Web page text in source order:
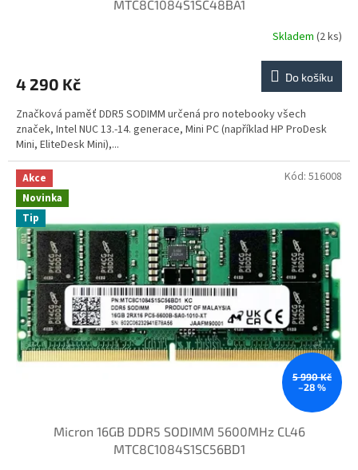
MTC8C1084S1SC48BA1
Skladem (2 ks)
4 290 Kč Do košíku
Značková paměť DDR5 SODIMM určená pro notebooky všech
značek, Intel NUC 13.-14. generace, Mini PC (například HP ProDesk
Mini, EliteDesk Mini),...
Akce
Novinka
Tip
5 990 Kč
–28 %
Micron 16GB DDR5 SODIMM 5600MHz CL46
MTC8C1084S1SC56BD1
Kód: 516008